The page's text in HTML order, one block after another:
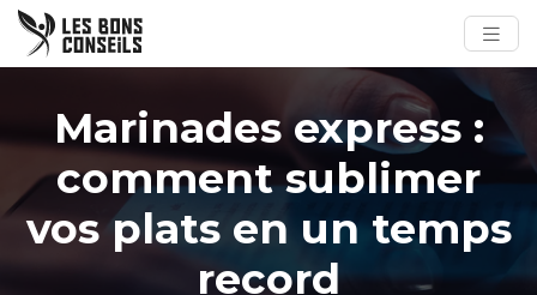
Marinades express :
comment sublimer
vos plats en un temps
record